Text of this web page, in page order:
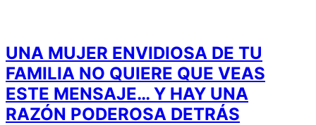
UNA MUJER ENVIDIOSA DE TU
FAMILIA NO QUIERE QUE VEAS
ESTE MENSAJE… Y HAY UNA
RAZÓN PODEROSA DETRÁS